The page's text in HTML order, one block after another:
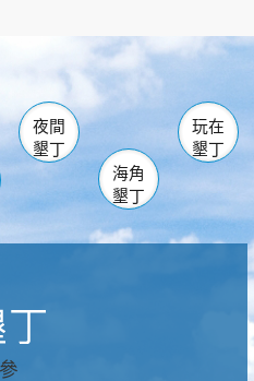
南仁湖
佳樂水
森林遊樂區
墾管處遊客中心
社頂公園 風吹沙
船帆石 龍磐公園
香蕉灣
砂島
鵝鑾鼻
夜間
墾丁
海角
墾丁
玩在
墾丁